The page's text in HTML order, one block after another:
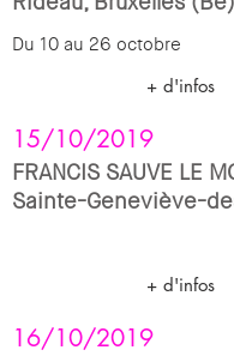
Du 10 au 26 octobre
+ d'infos
15/10/2019
FRANCIS SAUVE LE
Sainte-Geneviève-
+ d'infos
16/10/2019